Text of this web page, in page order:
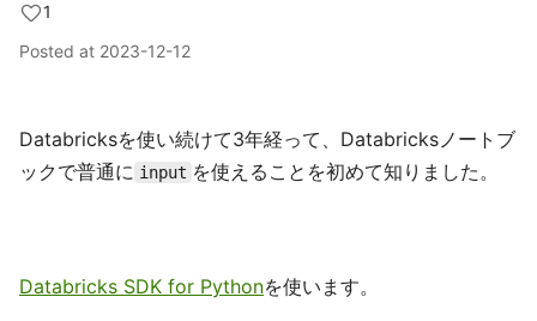
1
Posted at 2023-12-12
Databricksを使い続けて3年経って、Databricksノートブ
ックで普通に input を使えることを初めて知りました。
Databricks SDK for Pythonを使います。